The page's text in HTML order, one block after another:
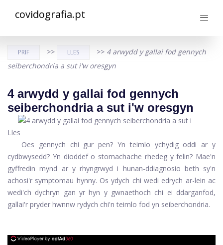
covidografia.pt
PRIF >> LLES >> 4 arwydd y gallai fod gennych
seiberchondria a sut i'w oresgyn
4 arwydd y gallai fod gennych
seiberchondria a sut i'w oresgyn
Lles
Oes gennych chi gur pen? Yn teimlo ychydig oddi ar y
cydbwysedd? Yn dioddef o stomachache rhedeg y felin? Mae'n
gyffredin mynd ar y rhyngrwyd i hunan-ddiagnosio beth sy'n
achosi'r symptomau hynny. Os ydych chi wedi edrych ar-lein ac
wedi'ch dychryn gan yr hyn y gwnaethoch chi ei ddarganfod,
gallai'r pryder hwnnw rydych chi'n teimlo fod yn seiberchondria.